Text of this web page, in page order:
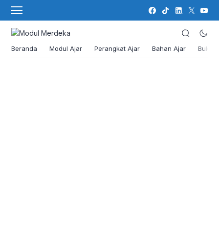
Beranda Modul Ajar Perangkat Ajar Bahan Ajar Buku